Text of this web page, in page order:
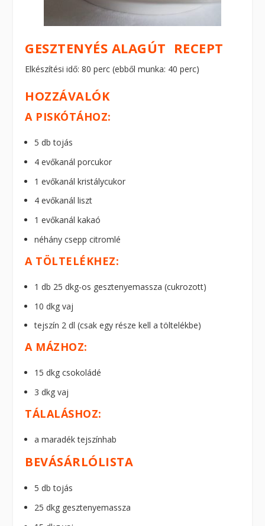
GESZTENYÉS ALAGÚT RECEPT
Elkészítési idő: 80 perc (ebből munka: 40 perc)
HOZZÁVALÓK
A PISKÓTÁHOZ:
5 db tojás
4 evőkanál porcukor
1 evőkanál kristálycukor
4 evőkanál liszt
1 evőkanál kakaó
néhány csepp citromlé
A TÖLTELÉKHEZ:
1 db 25 dkg-os gesztenyemassza (cukrozott)
10 dkg vaj
tejszín 2 dl (csak egy része kell a töltelékbe)
A MÁZHOZ:
15 dkg csokoládé
3 dkg vaj
TÁLALÁSHOZ:
a maradék tejszínhab
BEVÁSÁRLÓLISTA
5 db tojás
25 dkg gesztenyemassza